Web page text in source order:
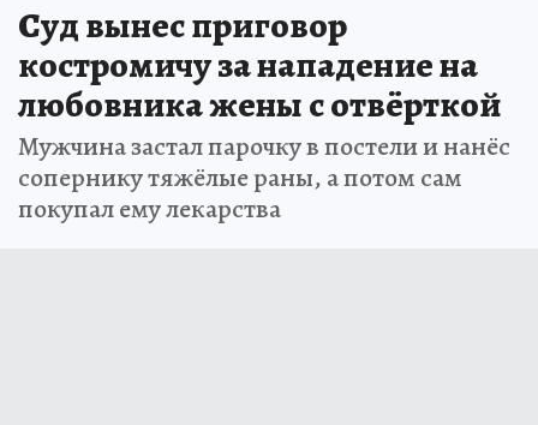
Суд вынес приговор
костромичу за нападение на
любовника жены с отвёрткой
Мужчина застал парочку в постели и нанёс
сопернику тяжёлые раны, а потом сам
покупал ему лекарства